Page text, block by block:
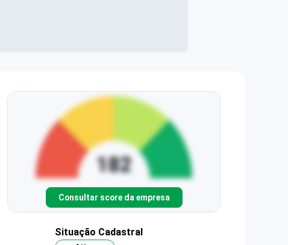
Consultar score da empresa
Situação Cadastral